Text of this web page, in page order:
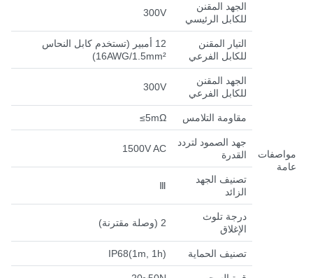
مواصفات
عامة
الجهد المقنن
للكابل الرئيسي
300V
التيار المقنن
للكابل الفرعي
12 أمبير (تستخدم كابل النحاس
16AWG/1.5mm²
)
الجهد المقنن
للكابل الفرعي
300V
مقاومة التلامس ≤5mΩ
جهد الصمود لتردد
القدرة
1500V AC
تصنيف الجهد
الزائد
Ⅲ
درجة تلوث
الإغلاق
2 (وصلة مقترنة)
تصنيف الحماية IP68(1m, 1h)